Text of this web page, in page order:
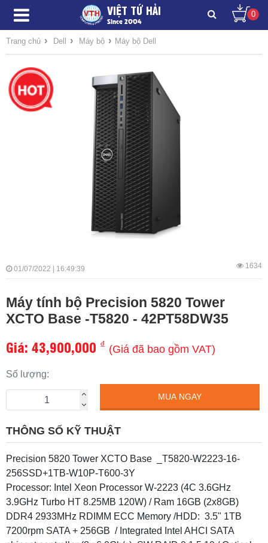
VIỆT TỨ HẢI
Since 2004
0
Trang chủ › Dell › Máy bộ › Máy bộ Dell
01/07/2022 | 16:49:39 1634
Máy tính bộ Precision 5820 Tower
XCTO Base -T5820 - 42PT58DW35
Giá: 43,900,000 ₫ (Giá đã bao gồm VAT)
Số lượng:
MUA NGAY
THÔNG SỐ KỸ THUẬT
Precision 5820 Tower XCTO Base _T5820-W2223-16-
256SSD+1TB-W10P-T600-3Y
Processor: Intel Xeon Processor W-2223 (4C 3.6GHz
3.9GHz Turbo HT 8.25MB 120W) / Ram 16GB (2x8GB)
DDR4 2933MHz RDIMM ECC Memory /HDD: 3.5" 1TB
7200rpm SATA + 256GB / Integrated Intel AHCI SATA